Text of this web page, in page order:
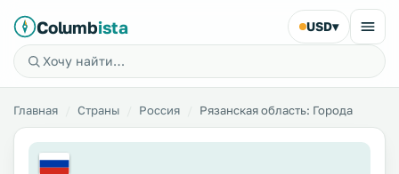
Columbista USD▾
Главная Страны Россия Рязанская область: Города